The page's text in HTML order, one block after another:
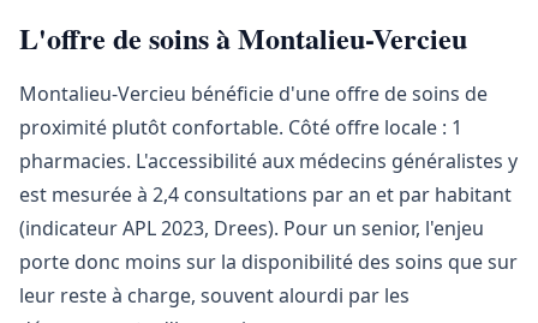
L'offre de soins à Montalieu-Vercieu
Montalieu-Vercieu bénéficie d'une offre de soins de
proximité plutôt confortable. Côté offre locale : 1
pharmacies. L'accessibilité aux médecins généralistes y
est mesurée à 2,4 consultations par an et par habitant
(indicateur APL 2023, Drees). Pour un senior, l'enjeu
porte donc moins sur la disponibilité des soins que sur
leur reste à charge, souvent alourdi par les